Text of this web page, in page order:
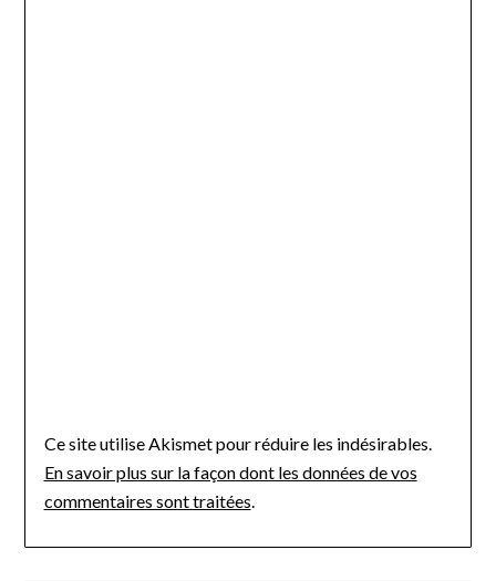
Ce site utilise Akismet pour réduire les indésirables.
En savoir plus sur la façon dont les données de vos
commentaires sont traitées